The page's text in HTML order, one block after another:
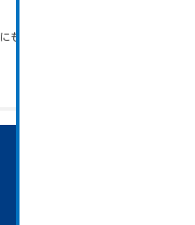
もアクセス可能です